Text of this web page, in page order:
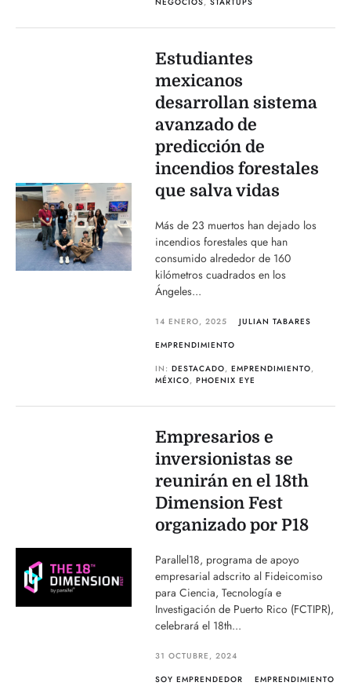
Estudiantes
mexicanos
desarrollan sistema
avanzado de
predicción de
incendios forestales
que salva vidas
Más de 23 muertos han dejado los
incendios forestales que han
consumido alrededor de 160
kilómetros cuadrados en los
Ángeles...
14 ENERO, 2025
JULIAN TABARES
EMPRENDIMIENTO
IN:DESTACADO,EMPRENDIMIENTO,
MÉXICO,PHOENIX EYE
Empresarios e
inversionistas se
reunirán en el 18th
Dimension Fest
organizado por P18
Parallel18, programa de apoyo
empresarial adscrito al Fideicomiso
para Ciencia, Tecnología e
Investigación de Puerto Rico (FCTIPR),
celebrará el 18th...
31 OCTUBRE, 2024
SOY EMPRENDEDOR
EMPRENDIMIENTO